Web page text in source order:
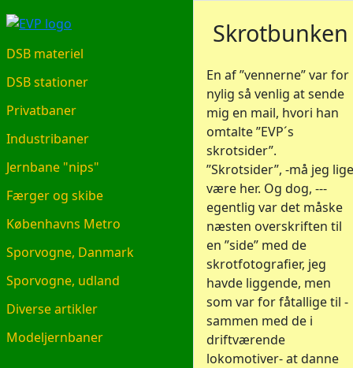
EVP.DK
DSB materiel
DSB stationer
Privatbaner
Industribaner
Jernbane "nips"
Færger og skibe
Københavns Metro
Sporvogne, Danmark
Sporvogne, udland
Diverse artikler
Modeljernbaner
Skrotbunken
En af ”vennerne” var for
nylig så venlig at sende
mig en mail, hvori han
omtalte ”EVP´s
skrotsider”.
”Skrotsider”, -må jeg lige
være her. Og dog, ---
egentlig var det måske
næsten overskriften til
en ”side” med de
skrotfotografier, jeg
havde liggende, men
som var for fåtallige til -
sammen med de i
driftværende
lokomotiver- at danne